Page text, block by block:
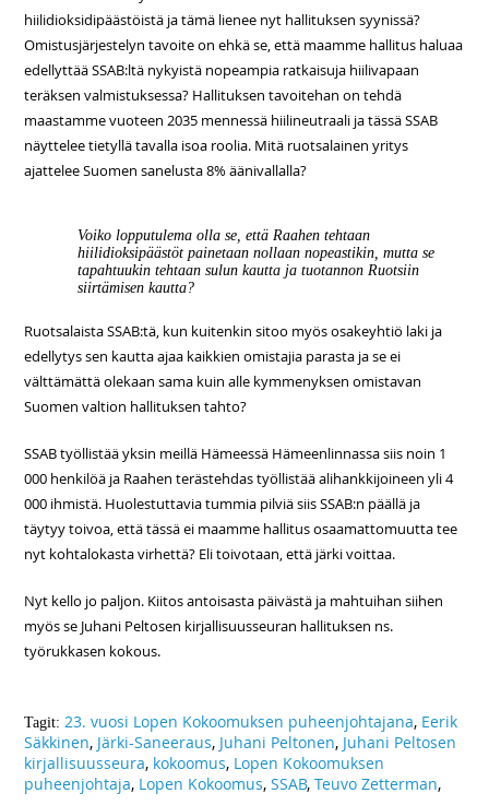
hiilidioksidipäästöistä ja tämä lienee nyt hallituksen syynissä?
Omistusjärjestelyn tavoite on ehkä se, että maamme hallitus haluaa
edellyttää SSAB:ltä nykyistä nopeampia ratkaisuja hiilivapaan
teräksen valmistuksessa? Hallituksen tavoitehan on tehdä
maastamme vuoteen 2035 mennessä hiilineutraali ja tässä SSAB
näyttelee tietyllä tavalla isoa roolia. Mitä ruotsalainen yritys
ajattelee Suomen sanelusta 8% äänivallalla?
Voiko lopputulema olla se, että Raahen tehtaan
hiilidioksipäästöt painetaan nollaan nopeastikin, mutta se
tapahtuukin tehtaan sulun kautta ja tuotannon Ruotsiin
siirtämisen kautta?
Ruotsalaista SSAB:tä, kun kuitenkin sitoo myös osakeyhtiö laki ja
edellytys sen kautta ajaa kaikkien omistajia parasta ja se ei
välttämättä olekaan sama kuin alle kymmenyksen omistavan
Suomen valtion hallituksen tahto?
SSAB työllistää yksin meillä Hämeessä Hämeenlinnassa siis noin 1
000 henkilöä ja Raahen terästehdas työllistää alihankkijoineen yli 4
000 ihmistä. Huolestuttavia tummia pilviä siis SSAB:n päällä ja
täytyy toivoa, että tässä ei maamme hallitus osaamattomuutta tee
nyt kohtalokasta virhettä? Eli toivotaan, että järki voittaa.
Nyt kello jo paljon. Kiitos antoisasta päivästä ja mahtuihan siihen
myös se Juhani Peltosen kirjallisuusseuran hallituksen ns.
työrukkasen kokous.
Tagit:23. vuosi Lopen Kokoomuksen puheenjohtajana, Eerik
Säkkinen, Järki-Saneeraus, Juhani Peltonen, Juhani Peltosen
kirjallisuusseura, kokoomus, Lopen Kokoomuksen
puheenjohtaja, Lopen Kokoomus,SSAB,Teuvo Zetterman,